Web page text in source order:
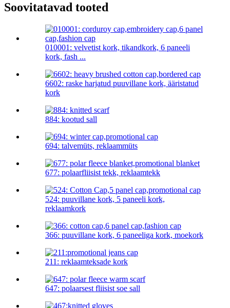
Soovitatavad tooted
010001: velvetist kork, tikandkork, 6 paneeli
kork, fash ...
6602: raske harjatud puuvillane kork, ääristatud
kork
884: kootud sall
694: talvemüts, reklaammüts
677: polaarfliisist tekk, reklaamtekk
524: puuvillane kork, 5 paneeli kork,
reklaamkork
366: puuvillane kork, 6 paneeliga kork, moekork
211: reklaamteksade kork
647: polaarsest fliisist soe sall